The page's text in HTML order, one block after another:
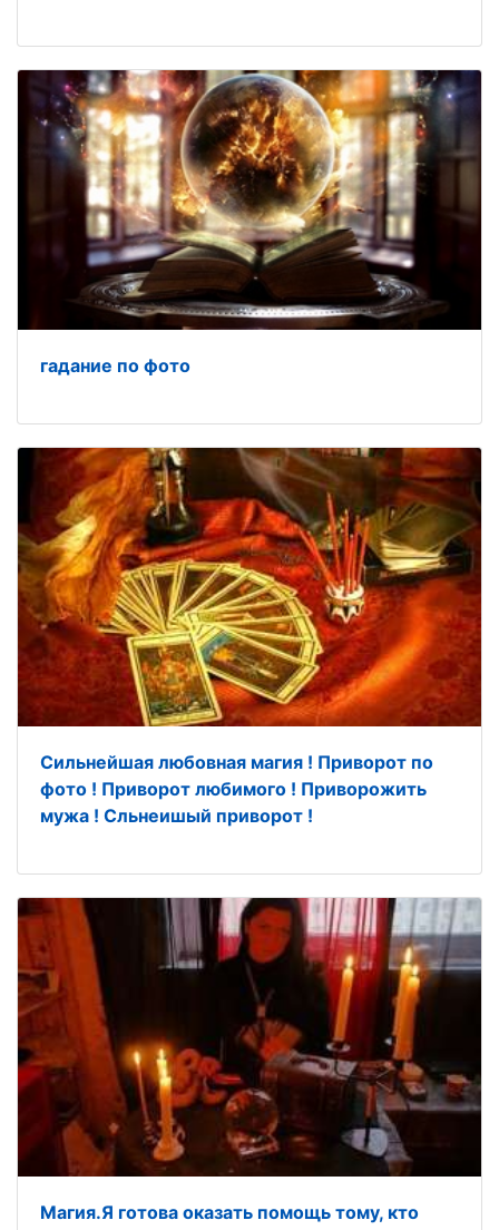
гадание по фото
Сильнейшая любовная магия ! Приворот по
фото ! Приворот любимого ! Приворожить
мужа ! Сльнеишый приворот !
Магия.Я готова оказать помощь тому, кто